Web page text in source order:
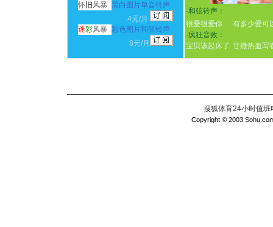
怀 旧 风暴
黑白图片单音铃声
4元/月
迷彩风暴 彩色图片和弦铃声
8元/月
·和弦铃声：
很爱很爱你
有多少爱可
·疯狂音效：
宝贝该起床了 甘撒热血写
搜狐体育24小时值
Copyright © 2003